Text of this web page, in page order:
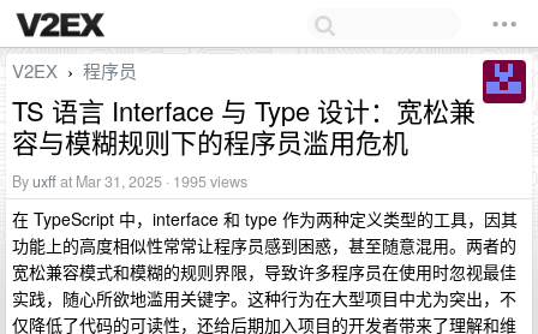
V2EX › 程序员
TS 语言 Interface 与 Type 设计：宽松兼
容与模糊规则下的程序员滥用危机
Byuxffat Mar 31, 2025 · 1995 views
在 TypeScript 中，interface 和 type 作为两种定义类型的工具，因其
功能上的高度相似性常常让程序员感到困惑，甚至随意混用。两者的
宽松兼容模式和模糊的规则界限，导致许多程序员在使用时忽视最佳
实践，随心所欲地滥用关键字。这种行为在大型项目中尤为突出，不
仅降低了代码的可读性，还给后期加入项目的开发者带来了理解和维